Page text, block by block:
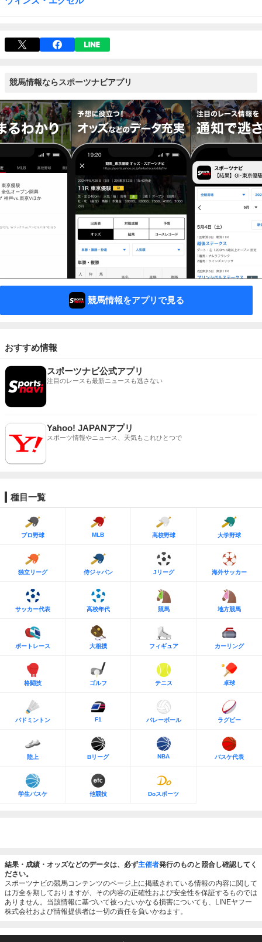
競馬情報ならスポーツナビアプリ
競馬情報をアプリで見る
おすすめ情報
スポーツナビ公式アプリ
注目のレースも最新ニュースも逃さない
Yahoo! JAPANアプリ
スポーツ情報やニュース、天気もこれひとつで
種目一覧
プロ野球 MLB 高校野球 大学野球
独立リーグ 侍ジャパン Jリーグ 海外サッカー
サッカー代表 高校年代 競馬 地方競馬
ボートレース 大相撲 フィギュア カーリング
格闘技 ゴルフ テニス 卓球
バドミントン F1 バレーボール ラグビー
陸上 Bリーグ NBA バスケ代表
学生バスケ 他競技 Doスポーツ
結果・成績・オッズなどのデータは、必ず主催者発行のものと照合し確認してく
ださい。
スポーツナビの競馬コンテンツのページ上に掲載されている情報の内容に関して
は万全を期しておりますが、その内容の正確性および安全性を保証するものでは
ありません。当該情報に基づいて被ったいかなる損害についても、LINEヤフー
株式会社および情報提供者は一切の責任を負いかねます。